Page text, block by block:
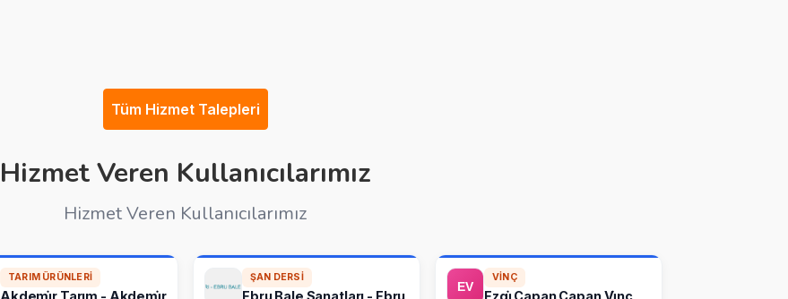
Tüm Hizmet Talepleri
Hizmet Veren Kullanıcılarımız
Hizmet Veren Kullanıcılarımız
TARIM ÜRÜNLERI
Akdemi̇r Tarım - Akdemi̇r
ŞAN DERSI
Ebru Bale Sanatları - Ebru
VINÇ
Ezgi̇ Çapan Çapan Vi̇nç